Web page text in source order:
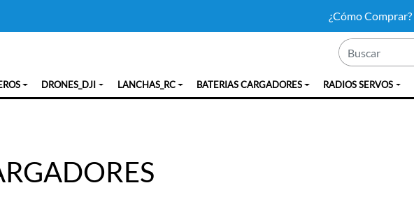
¿Cómo Comprar?
DRONES_DJI LANCHAS_RC BATERIAS CARGADORES RADIOS SERVOS